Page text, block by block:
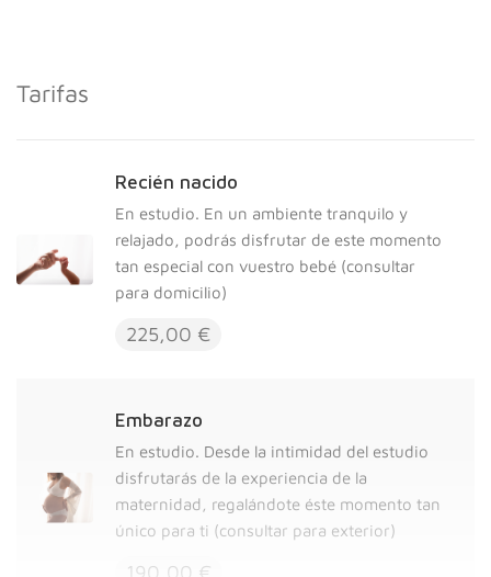
Tarifas
Recién nacido
En estudio. En un ambiente tranquilo y
relajado, podrás disfrutar de este momento
tan especial con vuestro bebé (consultar
para domicilio)
225,00 €
Embarazo
En estudio. Desde la intimidad del estudio
disfrutarás de la experiencia de la
maternidad, regalándote éste momento tan
único para ti (consultar para exterior)
190,00 €